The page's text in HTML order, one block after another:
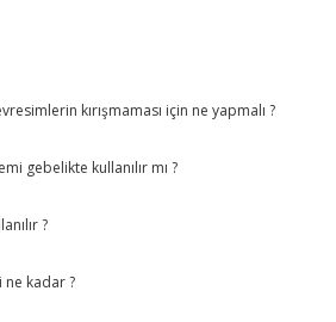
kırışmaması için ne yapmalı ?
gebelikte kullanılır mı ?
?
kadar ?